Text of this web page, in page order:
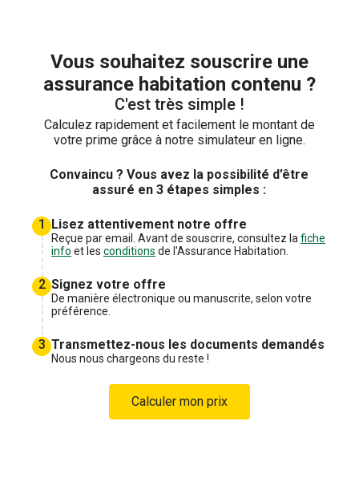
Vous souhaitez souscrire une
assurance habitation contenu ?
C'est très simple !
Calculez rapidement et facilement le montant de
votre prime grâce à notre simulateur en ligne.
Convaincu ? Vous avez la possibilité d’être
assuré en 3 étapes simples :
1 Lisez attentivement notre offre
Reçue par email. Avant de souscrire, consultez la fiche
info et les conditions de l'Assurance Habitation.
2 Signez votre offre
De manière électronique ou manuscrite, selon votre
préférence.
3 Transmettez-nous les documents demandés
Nous nous chargeons du reste !
Calculer mon prix